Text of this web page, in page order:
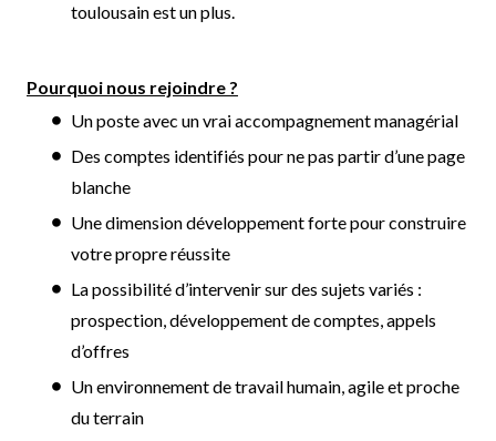
toulousain est un plus.
Pourquoi nous rejoindre ?
Un poste avec un vrai accompagnement managérial
Des comptes identifiés pour ne pas partir d’une page
blanche
Une dimension développement forte pour construire
votre propre réussite
La possibilité d’intervenir sur des sujets variés :
prospection, développement de comptes, appels
d’offres
Un environnement de travail humain, agile et proche
du terrain